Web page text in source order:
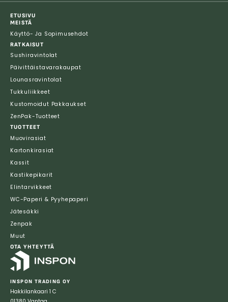
INSPON TRADING OY
Hakkilankaari 1 C
ETUSIVU
MEISTÄ
Käyttö- Ja Sopimusehdot
RATKAISUT
Sushiravintolat
Päivittäistavarakaupat
Lounasravintolat
Tukkuliikkeet
Kustomoidut Pakkaukset
ZenPak-Tuotteet
TUOTTEET
Muovirasiat
Kartonkirasiat
Kassit
Kastikepikarit
Elintarvikkeet
WC-Paperi & Pyyhepaperi
Jätesäkki
Zenpak
Muut
OTA YHTEYTTÄ